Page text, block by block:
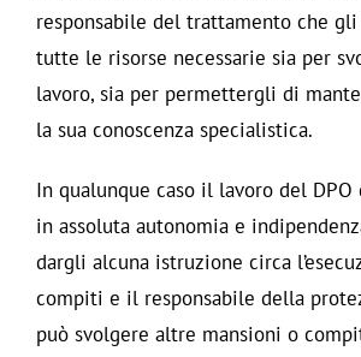
responsabile del trattamento che
tutte le risorse necessarie sia per
lavoro, sia per permettergli di
la sua conoscenza specialistica.
In qualunque caso il lavoro del DPO
in assoluta autonomia e
dargli alcuna istruzione circa
compiti e il responsabile della
può svolgere altre mansioni o